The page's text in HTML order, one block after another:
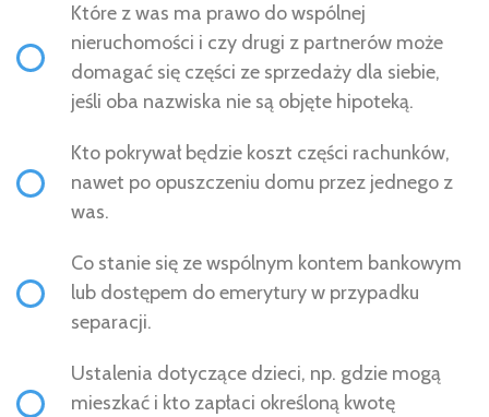
Które z was ma prawo do wspólnej
nieruchomości i czy drugi z partnerów może
domagać się części ze sprzedaży dla siebie,
jeśli oba nazwiska nie są objęte hipoteką.
Kto pokrywał będzie koszt części rachunków,
nawet po opuszczeniu domu przez jednego z
was.
Co stanie się ze wspólnym kontem bankowym
lub dostępem do emerytury w przypadku
separacji.
Ustalenia dotyczące dzieci, np. gdzie mogą
mieszkać i kto zapłaci określoną kwotę